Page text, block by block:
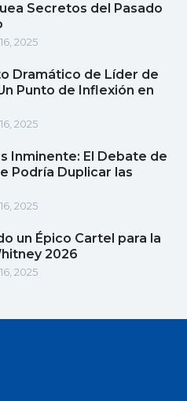
Secretos del Pasado
2025
Dramático de Líder de
Punto de Inflexión en
2025
Inminente: El Debate de
Podría Duplicar las
2025
un Épico Cartel para la
2026
2025